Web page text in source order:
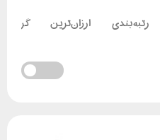
رتبه بندی ارزان‌ترین